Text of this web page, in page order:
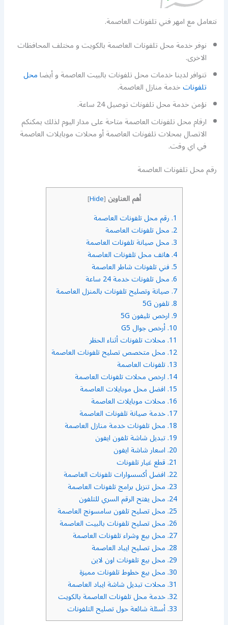
نتعامل مع امهر فني تلفونات العاصمة.
نوفر خدمة محل تلفونات العاصمة بالكويت و مختلف المحافظات
الاخرى.
تتوافر لدينا خدمات محل تلفونات بالبيت العاصمة و أيضامحل
تلفوناتخدمة منازل العاصمة.
نؤمن خدمة محل تلفونات توصيل 24 ساعة.
ارقام محل تلفونات العاصمة متاحة على مدار اليوم لذلك يمكنكم
الاتصال بمحلات تلفونات العاصمة أو محلات موبايلات العاصمة
في اي وقت.
رقم محل تلفونات العاصمة
أهم العناوين [
Hide
]
1. رقم محل تلفونات العاصمة
2. محل تلفونات العاصمة
3. محل صيانة تلفونات العاصمة
4. هاتف محل تلفونات العاصمة
5. فني تلفونات شاطر العاصمة
6. محل تلفونات خدمة 24 ساعة
7. صيانة وتصليح تلفونات بالمنزل العاصمة
8. تلفون 5G
9. ارخص تليفون 5G
10. أرخص جوال G5
11. محلات تلفونات أثناء الحظر
12. محل متخصص تصليح تلفونات العاصمة
13. تلفونات العاصمة
14. ارخص محلات تلفونات العاصمة
15. افضل محل موبايلات العاصمة
16. محلات موبايلات العاصمة
17. خدمة صيانة تلفونات العاصمة
18. محل تلفونات خدمة منازل العاصمة
19. تبديل شاشة تلفون ايفون
20. اسعار شاشة ايفون
21. قطع غيار تلفونات
22. افضل أكسسوارات تلفونات العاصمة
23. محل تنزيل برامج تلفونات العاصمة
24. محل يفتح الرقم السري للتلفون
25. محل تصليح تلفون سامسونج العاصمة
26. محل تصليح تلفونات بالبيت العاصمة
27. محل بيع وشراء تلفونات العاصمة
28. محل تصليح ايباد العاصمة
29. محل بيع تلفونات اون لاين
30. محل بيع خطوط تلفونات مميزة
31. محلات تبديل شاشة ايباد العاصمة
32. خدمة محل تلفونات العاصمة بالكويت
33. أسئلة شائعة حول تصليح التلفونات